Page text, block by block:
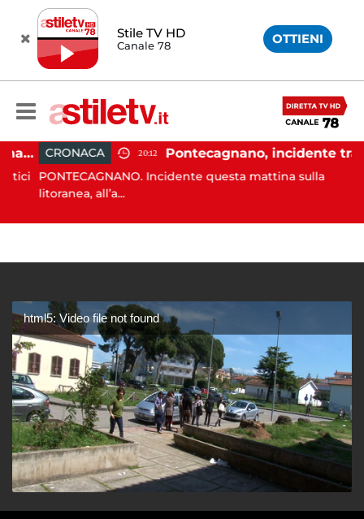
Stile TV HD
Canale 78 OTTIENI
Carburanti, la guardia di finanza rafforza i controlli: sequestri e denunce anche a Napoli CRONACA 20:12 Pontecagnano, incidente tra due auto: 4 feriti
PONTECAGNANO. Incidente questa mattina sulla
litoranea, all’a...
html5: Video file not found